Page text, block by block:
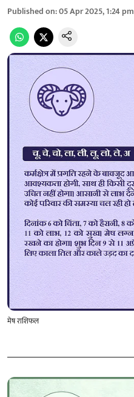
Published on:05 Apr 2025, 1:24 pm
मेष राशिफल